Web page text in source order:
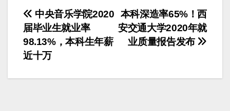
文
章
导
航
本科深造率65%！西
安交通大学2020年就
业质量报告发布
中央音乐学院2020
届毕业生就业率
98.13%，本科生年薪
近十万